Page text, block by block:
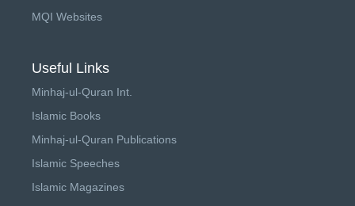
MQI Websites
Useful Links
Minhaj-ul-Quran Int.
Islamic Books
Minhaj-ul-Quran Publications
Islamic Speeches
Islamic Magazines